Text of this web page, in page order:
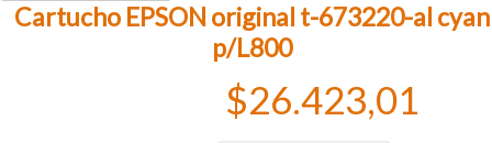
Cartucho EPSON original t-673220-al cyan
p/L800
$26.423,01